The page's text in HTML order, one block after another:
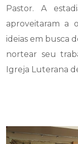
Pastor. A
aproveitaram a
ideias em busca
nortear seu
Igreja Luterana